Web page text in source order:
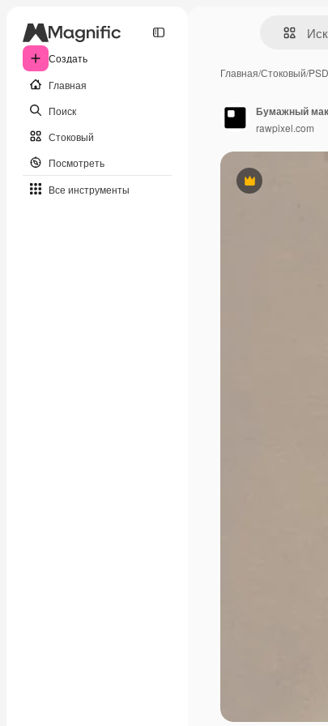
Создать
Главная
Поиск
Стоковый
Посмотреть
Все инструменты
Главная/Стоковый/PSD
Премиум
rawpixel.com